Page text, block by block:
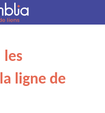
les
ligne de